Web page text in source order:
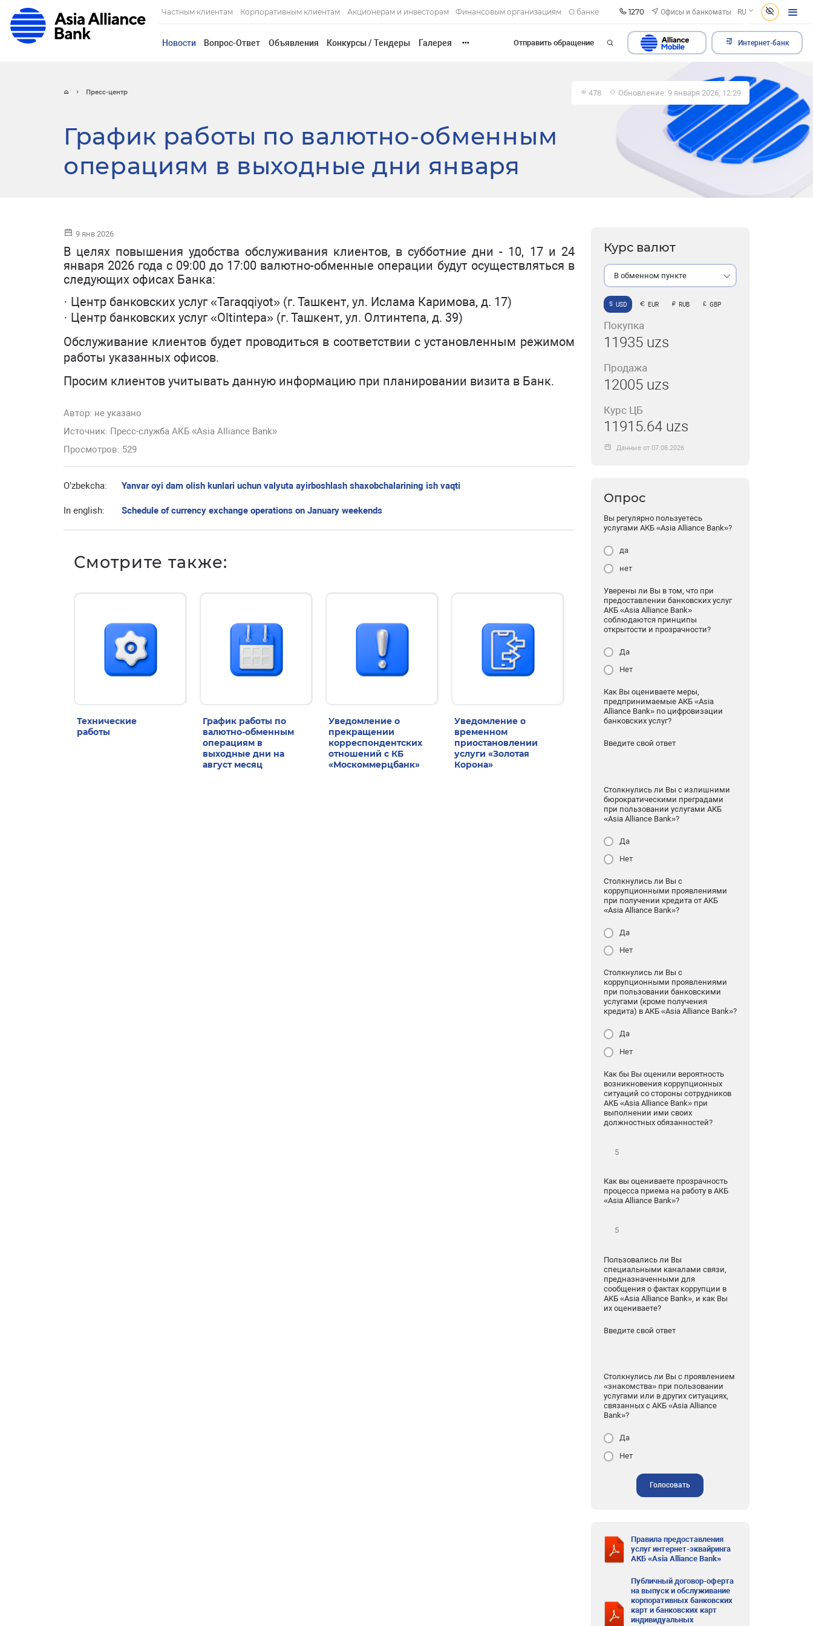
Частным клиентам Корпоративным клиентам Акционерам и инвесторам Финансовым организациям О банке 1270 Офисы и банкоматы RU
Новости Вопрос-Ответ Объявления Конкурсы / Тендеры Галерея ••• Отправить обращение Интернет-банк
Пресс-центр 478 Обновление: 9 января 2026, 12:29
График работы по валютно-обменным
операциям в выходные дни января
9 янв 2026
В целях повышения удобства обслуживания клиентов, в субботние дни - 10, 17 и 24
января 2026 года с 09:00 до 17:00 валютно-обменные операции будут осуществляться в
следующих офисах Банка:
· Центр банковских услуг «Taraqqiyot» (г. Ташкент, ул. Ислама Каримова, д. 17)
· Центр банковских услуг «Oltintepa» (г. Ташкент, ул. Олтинтепа, д. 39)
Обслуживание клиентов будет проводиться в соответствии с установленным режимом
работы указанных офисов.
Просим клиентов учитывать данную информацию при планировании визита в Банк.
Автор: не указано
Источник: Пресс-служба АКБ «Asia Alliance Bank»
Просмотров: 529
O’zbekcha: Yanvar oyi dam olish kunlari uchun valyuta ayirboshlash shaxobchalarining ish vaqti
In english: Schedule of currency exchange operations on January weekends
Смотрите также:
Технические
работы
График работы по
валютно-обменным
операциям в
выходные дни на
август месяц
Уведомление о
прекращении
корреспондентских
отношений с КБ
«Москоммерцбанк»
Уведомление о
временном
приостановлении
услуги «Золотая
Корона»
Курс валют
В обменном пункте
USD EUR RUB GBP
Покупка
11935 uzs
Продажа
12005 uzs
Курс ЦБ
11915.64 uzs
Данные от 07.08.2026
Опрос
Вы регулярно пользуетесь
услугами АКБ «Asia Alliance Bank»?
да
нет
Уверены ли Вы в том, что при
предоставлении банковских услуг
АКБ «Asia Alliance Bank»
соблюдаются принципы
открытости и прозрачности?
Да
Нет
Как Вы оцениваете меры,
предпринимаемые АКБ «Asia
Alliance Bank» по цифровизации
банковских услуг?
Введите свой ответ
Столкнулись ли Вы с излишними
бюрократическими преградами
при пользовании услугами АКБ
«Asia Alliance Bank»?
Да
Нет
Столкнулись ли Вы с
коррупционными проявлениями
при получении кредита от АКБ
«Asia Alliance Bank»?
Да
Нет
Столкнулись ли Вы с
коррупционными проявлениями
при пользовании банковскими
услугами (кроме получения
кредита) в АКБ «Asia Alliance Bank»?
Да
Нет
Как бы Вы оценили вероятность
возникновения коррупционных
ситуаций со стороны сотрудников
АКБ «Asia Alliance Bank» при
выполнении ими своих
должностных обязанностей?
Как вы оцениваете прозрачность
процесса приема на работу в АКБ
«Asia Alliance Bank»?
Пользовались ли Вы
специальными каналами связи,
предназначенными для
сообщения о фактах коррупции в
АКБ «Asia Alliance Bank», и как Вы
их оцениваете?
Введите свой ответ
Столкнулись ли Вы с проявлением
«знакомства» при пользовании
услугами или в других ситуациях,
связанных с АКБ «Asia Alliance
Bank»?
Да
Нет
Голосовать
Правила предоставления
услуг интернет-эквайринга
АКБ «Asia Alliance Bank»
Публичный договор-оферта
на выпуск и обслуживание
корпоративных банковских
карт и банковских карт
индивидуальных